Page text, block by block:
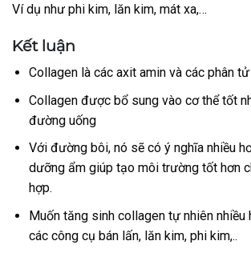
Ví dụ như phi kim, lăn kim, mát xa,…
Kết luận
Collagen là các axit amin và các phân
Collagen được bổ sung vào cơ thể tốt
đường uống
Với đường bôi, nó sẽ có ý nghĩa nhiều
dưỡng ẩm giúp tạo môi trường tốt hơn
hợp.
Muốn tăng sinh collagen tự nhiên nhiều
các công cụ bán lấn, lăn kim, phi kim,..